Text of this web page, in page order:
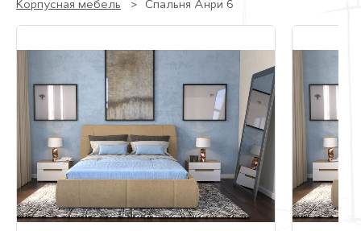
Корпусная мебель
Спальня Анри 6